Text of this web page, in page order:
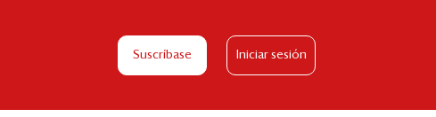
Suscríbase Iniciar sesión